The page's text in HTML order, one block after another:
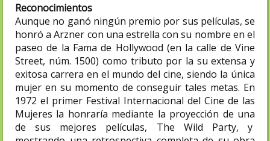
Reconocimientos
Aunque no ganó ningún premio por sus películas, se
honró a Arzner con una estrella con su nombre en el
paseo de la Fama de Hollywood (en la calle de Vine
Street, núm. 1500)​ como tributo por la su extensa y
exitosa carrera en el mundo del cine, siendo la única
mujer en su momento de conseguir tales metas. En
1972 el primer Festival Internacional del Cine de las
Mujeres la honraría mediante la proyección de una
de sus mejores películas, The Wild Party, y